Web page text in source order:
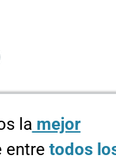
la mejor
entre todos